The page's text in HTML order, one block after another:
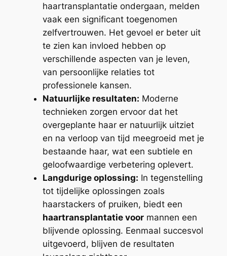
haartransplantatie ondergaan, melden
vaak een significant toegenomen
zelfvertrouwen. Het gevoel er beter uit
te zien kan invloed hebben op
verschillende aspecten van je leven,
van persoonlijke relaties tot
professionele kansen.
Natuurlijke resultaten: Moderne
technieken zorgen ervoor dat het
overgeplante haar er natuurlijk uitziet
en na verloop van tijd meegroeid met je
bestaande haar, wat een subtiele en
geloofwaardige verbetering oplevert.
Langdurige oplossing: In tegenstelling
tot tijdelijke oplossingen zoals
haarstackers of pruiken, biedt een
haartransplantatie voormannen een
blijvende oplossing. Eenmaal succesvol
uitgevoerd, blijven de resultaten